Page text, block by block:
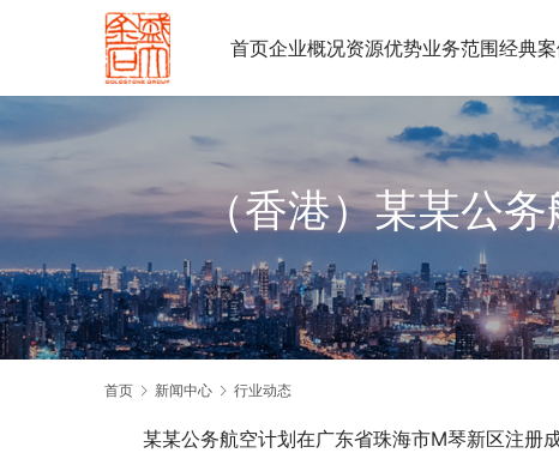
首页企业概况资源优势业务范围经典
（香港）某某公
首页 新闻中心 行业动态
某某公务航空计划在广东省珠海市M琴新区注册